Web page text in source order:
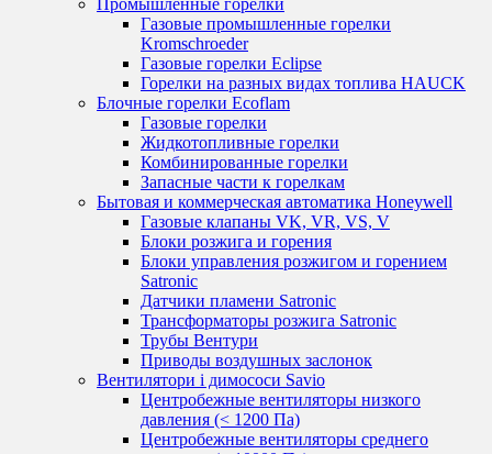
Промышленные горелки
Газовые промышленные горелки
Kromschroeder
Газовые горелки Eclipse
Горелки на разных видах топлива HAUCK
Блочные горелки Ecoflam
Газовые горелки
Жидкотопливные горелки
Комбинированные горелки
Запасные части к горелкам
Бытовая и коммерческая автоматика Honeywell
Газовые клапаны VK, VR, VS, V
Блоки розжига и горения
Блоки управления розжигом и горением
Satronic
Датчики пламени Satronic
Трансформаторы розжига Satronic
Трубы Вентури
Приводы воздушных заслонок
Вентилятори і димососи Savio
Центробежные вентиляторы низкого
давления (< 1200 Па)
Центробежные вентиляторы среднего